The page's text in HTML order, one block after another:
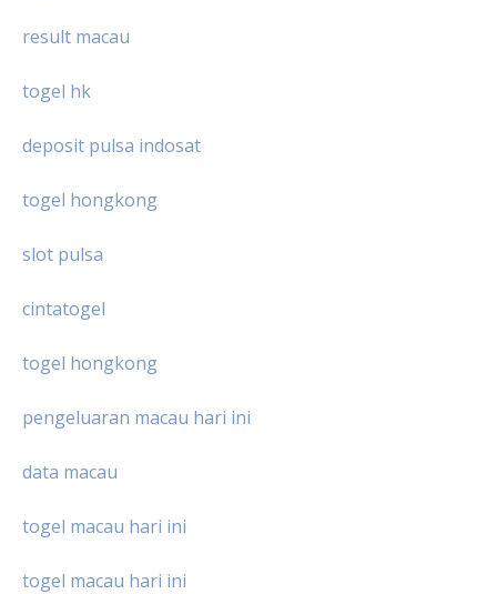
result macau
togel hk
deposit pulsa indosat
togel hongkong
slot pulsa
cintatogel
togel hongkong
pengeluaran macau hari ini
data macau
togel macau hari ini
togel macau hari ini